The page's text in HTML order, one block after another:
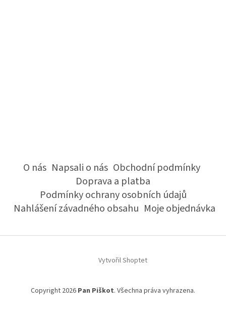
O nás Napsali o nás Obchodní podmínky
Doprava a platba
Podmínky ochrany osobních údajů
Nahlášení závadného obsahu Moje objednávka
Vytvořil Shoptet
Copyright 2026 Pan Piškot. Všechna práva vyhrazena.